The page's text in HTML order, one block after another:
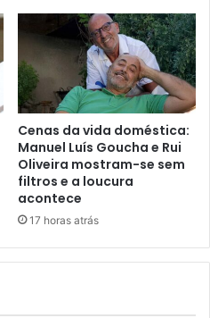
Cenas da vida doméstica:
Manuel Luís Goucha e Rui
Oliveira mostram-se sem
filtros e a loucura
acontece
17 horas atrás